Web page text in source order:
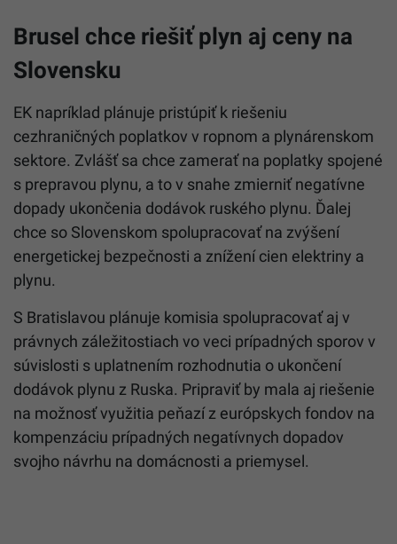
Brusel chce riešiť plyn aj ceny na
Slovensku
EK napríklad plánuje pristúpiť k riešeniu
cezhraničných poplatkov v ropnom a plynárenskom
sektore. Zvlášť sa chce zamerať na poplatky spojené
s prepravou plynu, a to v snahe zmierniť negatívne
dopady ukončenia dodávok ruského plynu. Ďalej
chce so Slovenskom spolupracovať na zvýšení
energetickej bezpečnosti a znížení cien elektriny a
plynu.
S Bratislavou plánuje komisia spolupracovať aj v
právnych záležitostiach vo veci prípadných sporov v
súvislosti s uplatnením rozhodnutia o ukončení
dodávok plynu z Ruska. Pripraviť by mala aj riešenie
na možnosť využitia peňazí z európskych fondov na
kompenzáciu prípadných negatívnych dopadov
svojho návrhu na domácnosti a priemysel.